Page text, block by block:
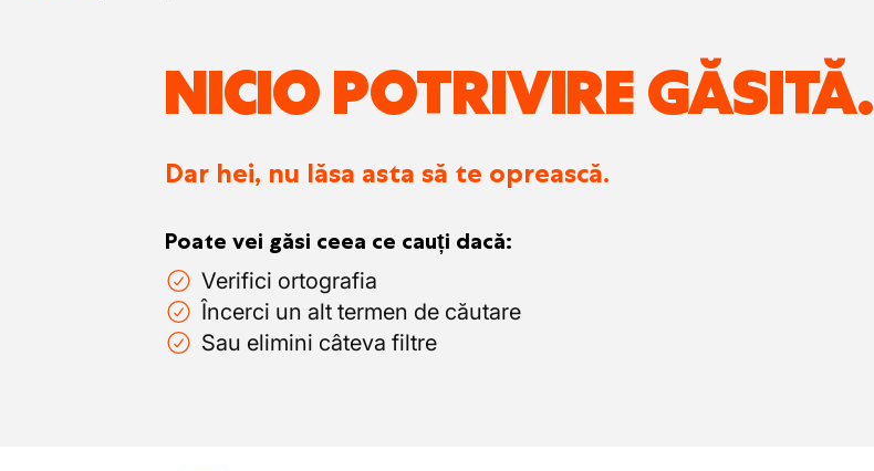
NICIO POTRIVIRE GĂSITĂ.
Dar hei, nu lăsa asta să te oprească.
Poate vei găsi ceea ce cauți dacă:
Verifici ortografia
Încerci un alt termen de căutare
Sau elimini câteva filtre